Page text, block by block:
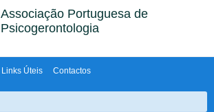
Associação Portuguesa de
Psicogerontologia
Links Úteis Contactos